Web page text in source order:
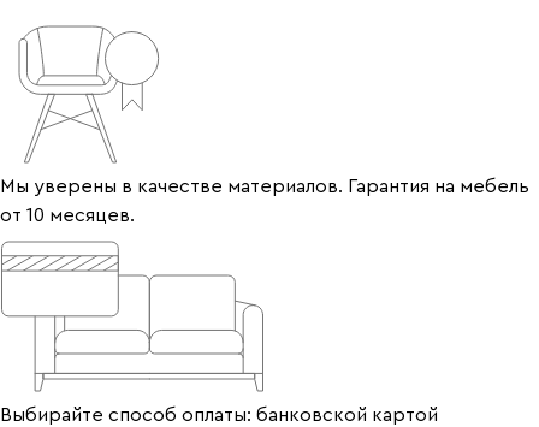
Мы уверены в качестве материалов. Гарантия на мебель
от 10 месяцев.
Выбирайте способ оплаты: банковской картой